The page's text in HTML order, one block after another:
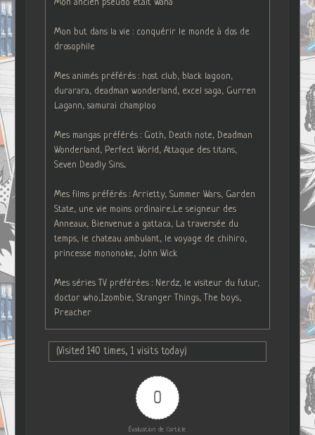
Mon ancien pseudo était Waha
Mon but dans la vie : conquérir le monde à dos de
drosophile
Mes animés préférés : host club, black lagoon,
durarara, deadman wonderland, excel saga, Gurren
Lagann, samurai champloo
Mes mangas préférés : Goth, Death note, Deadman
Wonderland, Perfect World, Attaque des titans,
Seven Deadly Sins...
Mes films préférés : Arrietty, Summer Wars, Garden
State, une vie moins ordinaire,Le seigneur des
Anneaux, Bienvenue a gattaca, La traversée du
temps, le chateau ambulant, le voyage de chihiro,
princesse mononoke, John Wick
Mes séries TV préférées : Nerdz, le visiteur du futur,
doctor who,Izombie, Stranger Things, The boys,
Preacher
(Visited 140 times, 1 visits today)
0
Évaluation de l'article